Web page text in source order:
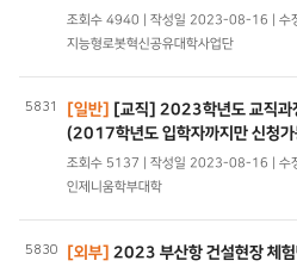
조회수 4940 | 작성일 2023-08-16 | 수
지능형로봇혁신공유대학사업단
5831 [일반] [교직] 2023학년도 교직과
(2017학년도 입학자까지만 신청
조회수 5137 | 작성일 2023-08-16 | 수
인제니움학부대학
5830 [외부] 2023 부산항 건설현장 체험